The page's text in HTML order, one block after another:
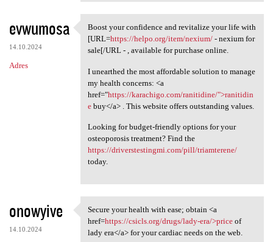
evwumosa
14.10.2024
Adres
Boost your confidence and
Boost your confidence and revitalize your life with
[URL=https://helpo.org/item/nexium/- nexium for
sale[/URL - , available for purchase online.
I unearthed the most affordable solution to manage
my health concerns: <a
href="https://karachigo.com/ranitidine/">ranitidin
ebuy</a> . This website offers outstanding values.
Looking for budget-friendly options for your
osteoporosis treatment? Find the
https://driverstestingmi.com/pill/triamterene/
today.
onowyive
14.10.2024
Secure your health with ease;
Secure your health with ease; obtain <a
href=https://csicls.org/drugs/lady-era/>priceof
lady era</a> for your cardiac needs on the web.